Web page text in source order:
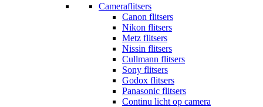
Cameraflitsers
Canon flitsers
Nikon flitsers
Metz flitsers
Nissin flitsers
Cullmann flitsers
Sony flitsers
Godox flitsers
Panasonic flitsers
Continu licht op camera